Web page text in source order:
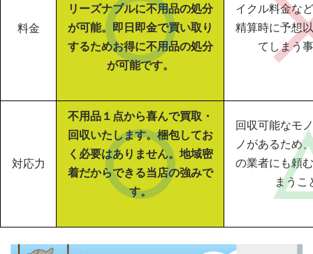
料金
リーズナブルに不用品の処分
が可能。即日即金で買い取り
するためお得に不用品の処分
が可能です。
イクル料金な
精算時に予想
てしまう
対応力
不用品１点から喜んで買取・
回収いたします。梱包してお
く必要はありません。地域密
着だからできる当店の強みで
す。
回収可能なモ
ノがあるため
の業者にも頼
まうこ